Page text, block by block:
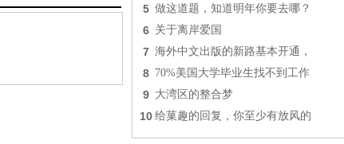
5 做这道题，知道明年你要去哪？
6 关于离岸爱国
7 海外中文出版的新路基本开通，
8 70%美国大学毕业生找不到工作
9 大湾区的整合梦
10 给菓趣的回复，你至少有放风的